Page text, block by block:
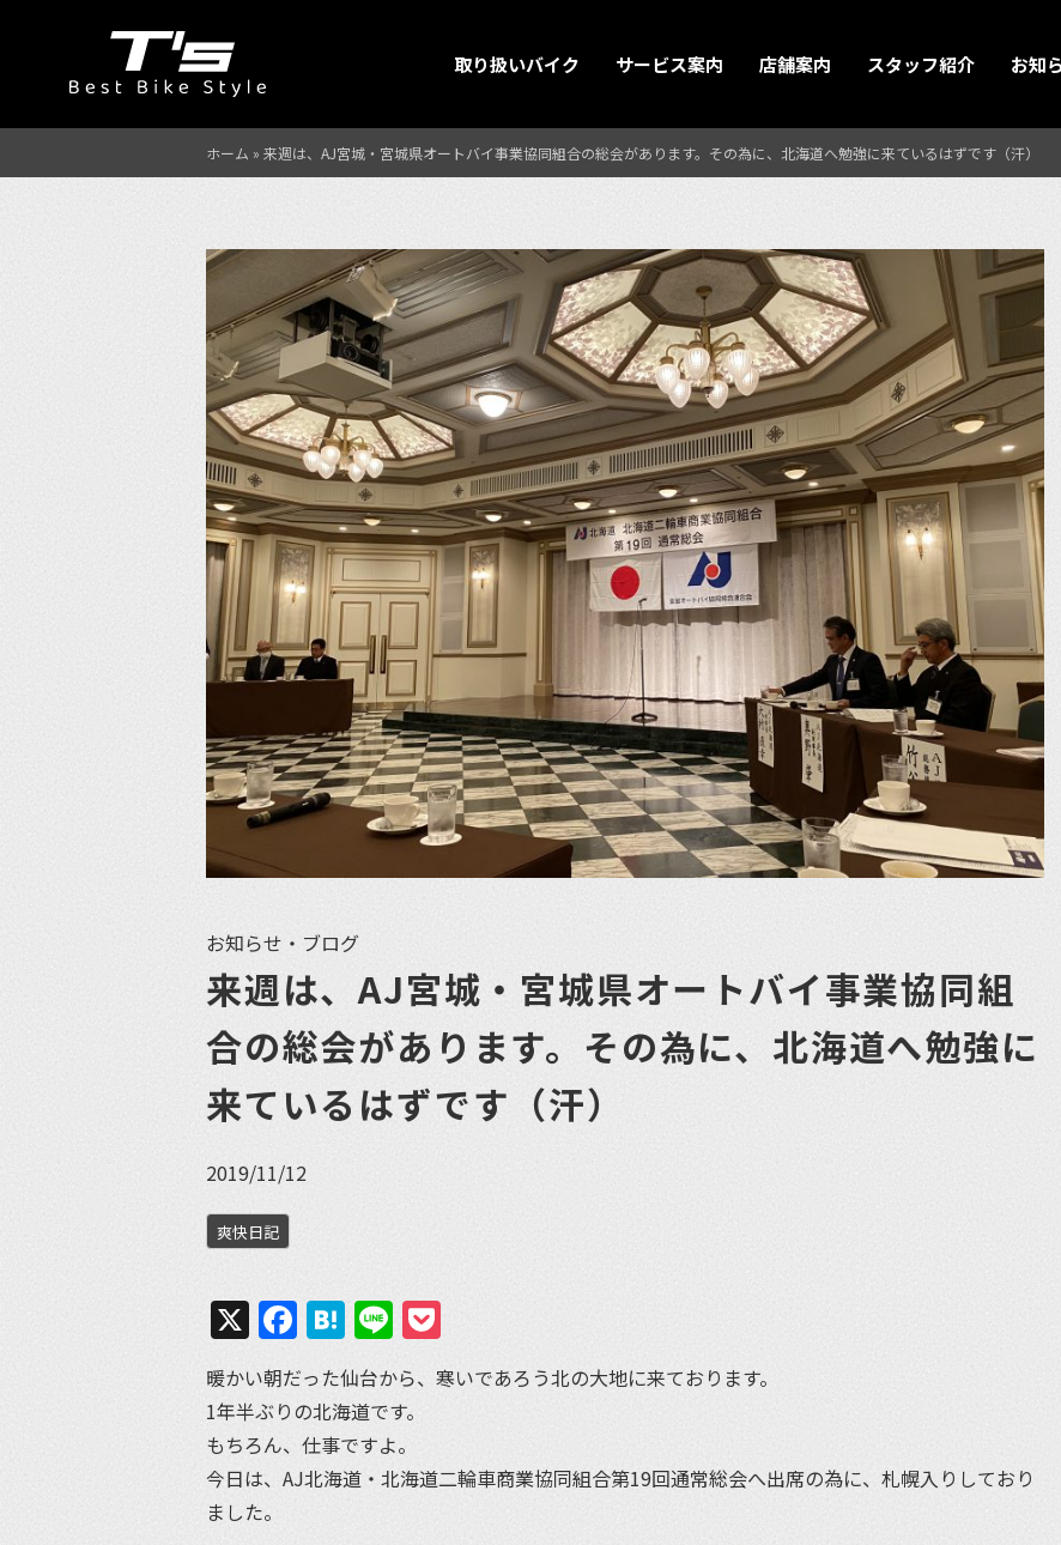
取り扱いバイク サービス案内 店舗案内 スタッフ紹介 お知
ホーム » 来週は、AJ宮城・宮城県オートバイ事業協同組合の総会があります。その為に、北海道へ勉強に来ているはずです（汗）
お知らせ・ブログ
来週は、AJ宮城・宮城県オートバイ事業協同組
合の総会があります。その為に、北海道へ勉強に
来ているはずです（汗）
2019/11/12
爽快日記
X Facebook
Hatena
Line
暖かい朝だった仙台から、寒いであろう北の大地に来ております。
1年半ぶりの北海道です。
もちろん、仕事ですよ。
今日は、AJ北海道・北海道二輪車商業協同組合第19回通常総会へ出席の為に、札幌入りしており
ました。